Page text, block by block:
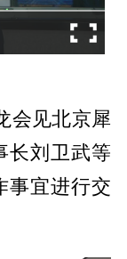
会见北京犀
长刘卫武等
事宜进行交